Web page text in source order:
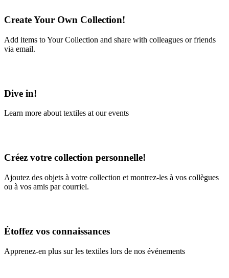
Create Your Own Collection!
Add items to Your Collection and share with colleagues or friends
via email.
Dive in!
Learn more about textiles at our events
Créez votre collection personnelle!
Ajoutez des objets à votre collection et montrez-les à vos collègues
ou à vos amis par courriel.
Étoffez vos connaissances
Apprenez-en plus sur les textiles lors de nos événements